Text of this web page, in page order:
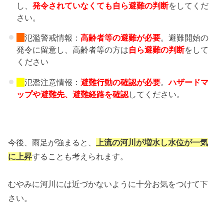
し、 発令されていなくても自ら避難の判断をしてくだ
さい。
氾濫警戒情報： 高齢者等の避難が必要。避難開始の
発令に留意し、高齢者等の方は自ら避難の判断をして
ください
氾濫注意情報： 避難行動の確認が必要。 ハザードマ
ップや避難先、 避難経路を確認してください。
今後、雨足が強まると、
上流の河川が増水し水位が一気
に上昇することも考えられます。
むやみに河川には近づかないように十分お気をつけて下
さい。